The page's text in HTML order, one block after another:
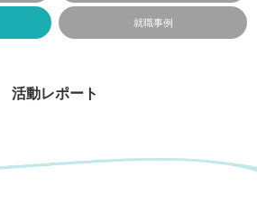
就職事例
活動レポート